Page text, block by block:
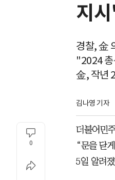
지
경찰, 金
"2024 총
金, 작년
김나영 기자
0
더불어민
“문을 닫
5일 알려